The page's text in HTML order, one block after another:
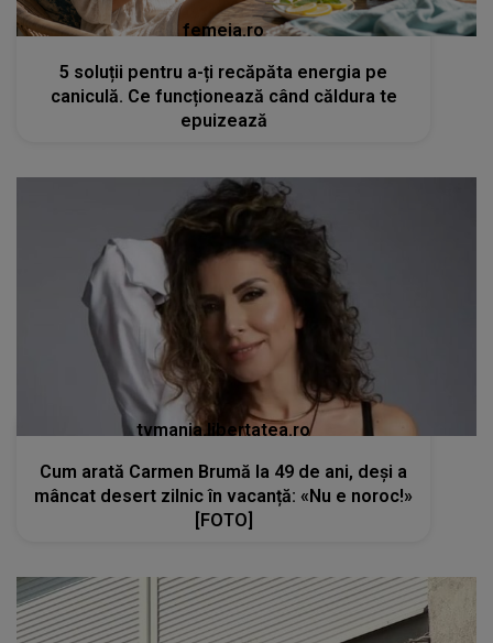
femeia.ro
5 soluții pentru a-ți recăpăta energia pe
caniculă. Ce funcționează când căldura te
epuizează
tvmania.libertatea.ro
Cum arată Carmen Brumă la 49 de ani, deși a
mâncat desert zilnic în vacanță: «Nu e noroc!»
[FOTO]